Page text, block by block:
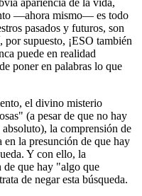
—ahora mismo— es todo
pasados ​​y futuros, son
por supuesto, ¡ESO también
puede en realidad
poner en palabras lo que
el divino misterio
(a pesar de que no hay
la comprensión de
en la presunción de que hay
Y con ello, la
de que hay "algo que
de negar esta búsqueda.